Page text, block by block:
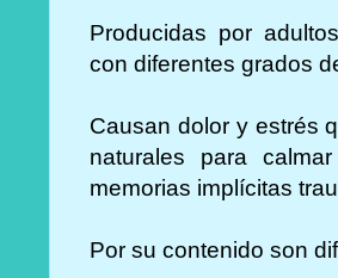
Producidas por
con diferentes grados
Causan dolor y estrés
naturales para
memorias implícitas
Por su contenido son